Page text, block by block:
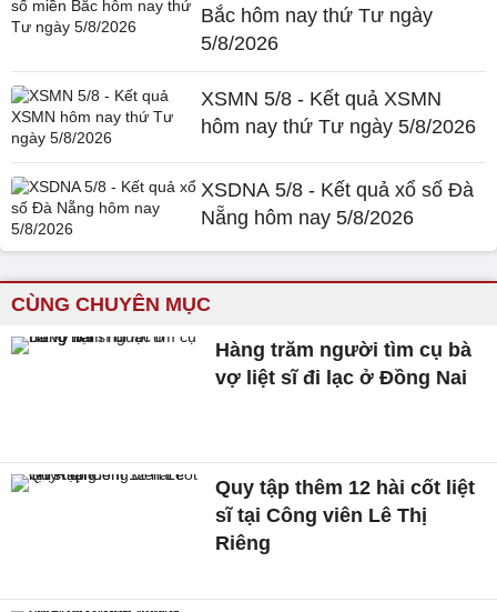
Bắc hôm nay thứ Tư ngày
5/8/2026
XSMN 5/8 - Kết quả XSMN
hôm nay thứ Tư ngày 5/8/2026
XSDNA 5/8 - Kết quả xổ số Đà
Nẵng hôm nay 5/8/2026
CÙNG CHUYÊN MỤC
Hàng trăm người tìm cụ bà
vợ liệt sĩ đi lạc ở Đồng Nai
Quy tập thêm 12 hài cốt liệt
sĩ tại Công viên Lê Thị
Riêng